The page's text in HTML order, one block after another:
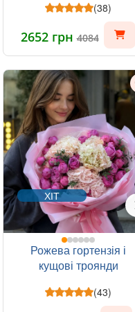
(38)
2652 грн4084
ХІТ
Рожева гортензія і
кущові троянди
(43)